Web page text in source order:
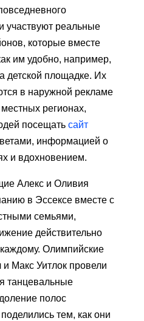
участвуют реальные
которые вместе
им удобно, например,
детской площадке. Их
в наружной рекламе
регионах,
посещать сайт
информацией о
и вдохновением.
Алекс и Оливия
в Эссексе вместе с
семьями,
действительно
Олимпийские
Макс Уитлок провели
танцевальные
полос
тем, как они